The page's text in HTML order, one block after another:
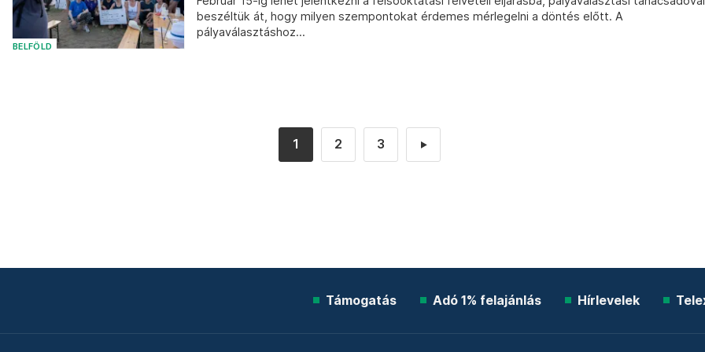
BELFÖLD
beszéltük át, hogy milyen szempontokat érdemes mérlegelni a döntés előtt. A
pályaválasztáshoz...
1 2 3 ►
Támogatás Adó 1% felajánlás Hírlevelek